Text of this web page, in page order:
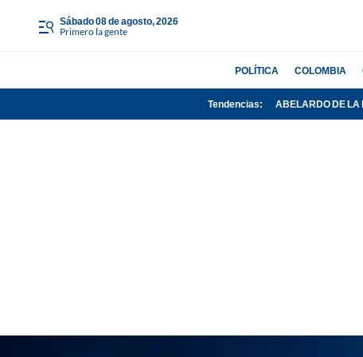
sábado 08 de agosto, 2026
Primero la gente
POLÍTICA COLOMBIA
Tendencias: ABELARDO DE LA